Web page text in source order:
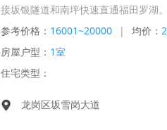
接坂银隧道和南坪快速直通福田罗湖
参考价格： 16001~20000 | 均价：
房屋户型： 1室
住宅类型：
龙岗区坂雪岗大道